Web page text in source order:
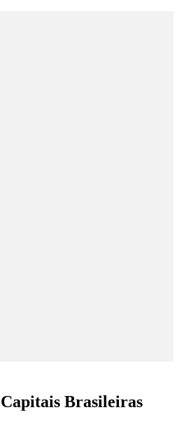
Capitais Brasileiras